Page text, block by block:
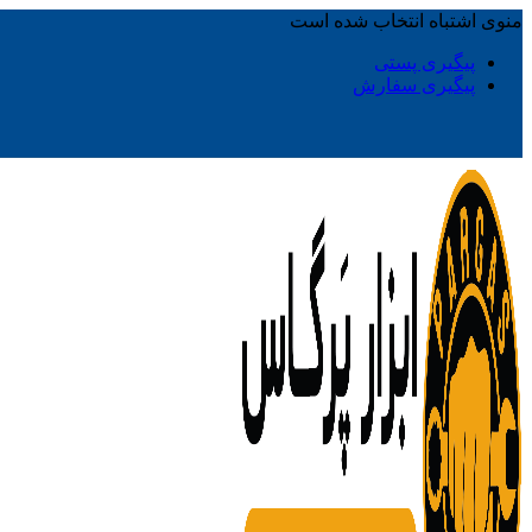
منوی اشتباه انتخاب شده است
پیگیری پستی
پیگیری سفارش